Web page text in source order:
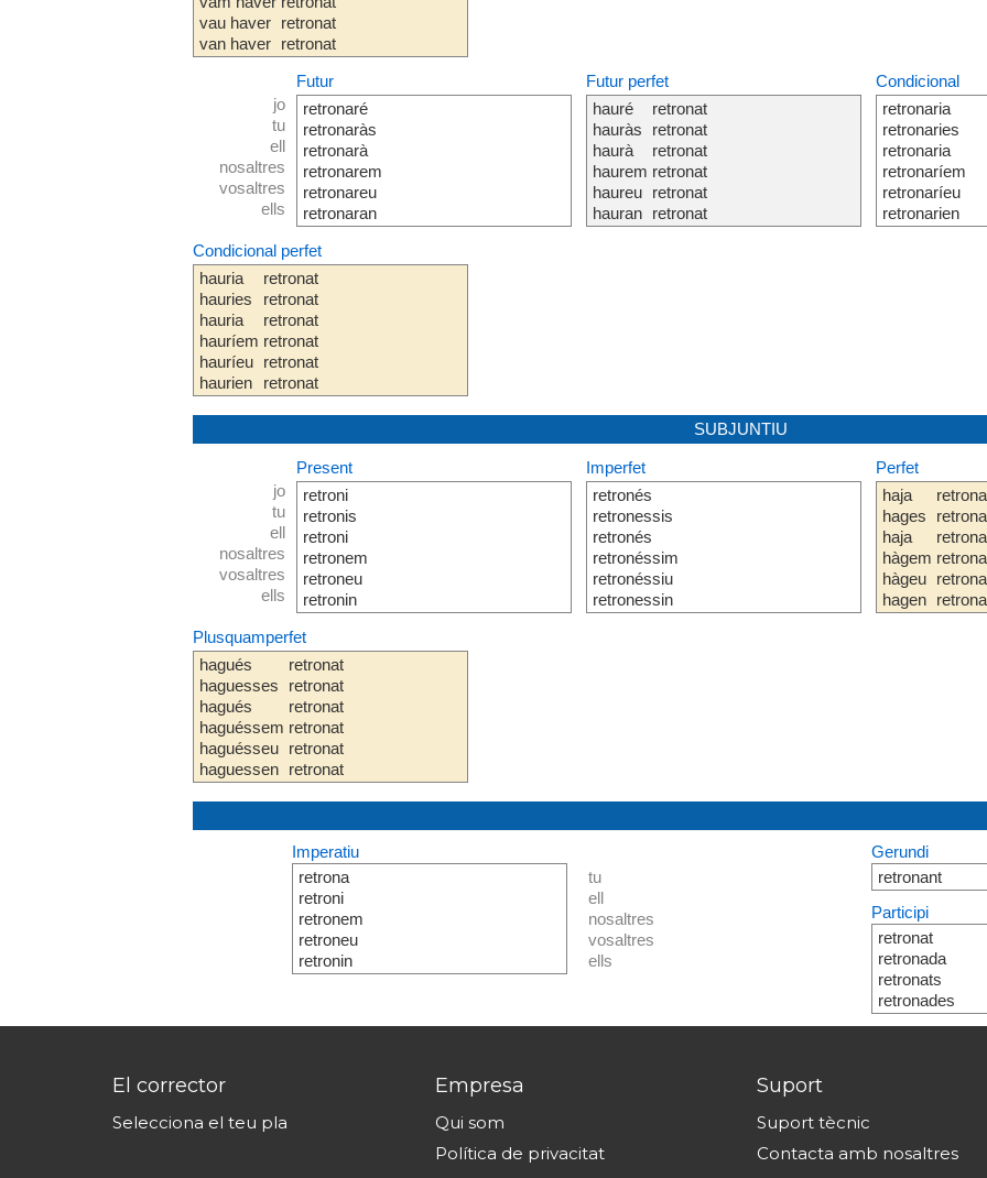
vau haver
van haver
retronat
retronat
jo
tu
ell
nosaltres
vosaltres
ells
Futur
retronaré
retronaràs
retronarà
retronarem
retronareu
retronaran
Futur perfet
hauré
hauràs
haurà
haurem
haureu
hauran
retronat
retronat
retronat
retronat
retronat
retronat
Condicional
retronaria
retronaries
retronaria
retronaríem
retronaríeu
retronarien
Condicional perfet
hauria
hauries
hauria
hauríem
hauríeu
haurien
retronat
retronat
retronat
retronat
retronat
retronat
SUBJUNTIU
jo
tu
ell
nosaltres
vosaltres
ells
Present
retroni
retronis
retroni
retronem
retroneu
retronin
Imperfet
retronés
retronessis
retronés
retronéssim
retronéssiu
retronessin
Perfet
haja
hages
haja
hàgem
hàgeu
hagen
Plusquamperfet
hagués
haguesses
hagués
haguéssem
haguésseu
haguessen
retronat
retronat
retronat
retronat
retronat
retronat
Imperatiu
retrona
retroni
retronem
retroneu
retronin
tu
ell
nosaltres
vosaltres
ells
Gerundi
retronant
Participi
retronat
retronada
retronats
retronades
El corrector
Selecciona el teu pla
Empresa
Qui som
Política de privacitat
Suport
Suport tècnic
Contacta amb nosaltres